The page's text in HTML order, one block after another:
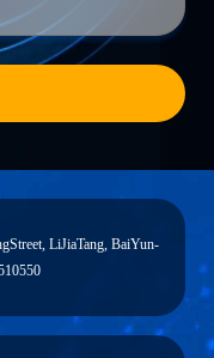
LiJiaTang, BaiYun-